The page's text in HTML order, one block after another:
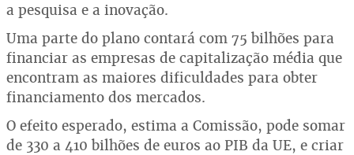
a pesquisa e a inovação.
Uma parte do plano contará com 75 bilhões para
financiar as empresas de capitalização média que
encontram as maiores dificuldades para obter
financiamento dos mercados.
O efeito esperado, estima a Comissão, pode somar
de 330 a 410 bilhões de euros ao PIB da UE, e criar